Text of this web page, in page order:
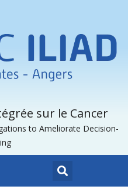
sur le Cancer
to Ameliorate Decision-